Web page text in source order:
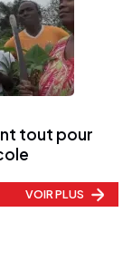
tout pour
VOIR PLUS